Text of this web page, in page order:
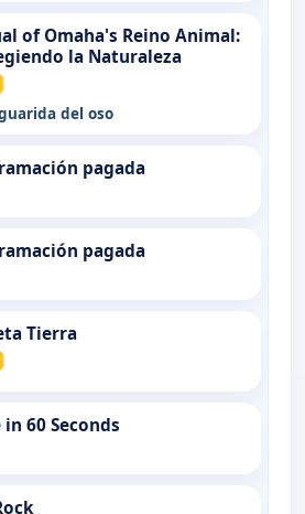
of Omaha's Reino Animal:
la Naturaleza
del oso
pagada
pagada
Tierra
in 60 Seconds